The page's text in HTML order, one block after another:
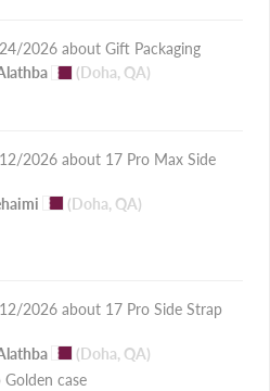
2026
Gift Packaging
(Doha, QA)
2026
17 Pro Max Side
(Doha, QA)
2026
17 Pro Side Strap
(Doha, QA)
case